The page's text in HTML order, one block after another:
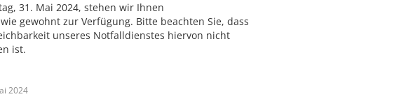
31. Mai 2024, stehen wir Ihnen
gewohnt zur Verfügung. Bitte beachten Sie, dass
unseres Notfalldienstes hiervon nicht
ist.
2024